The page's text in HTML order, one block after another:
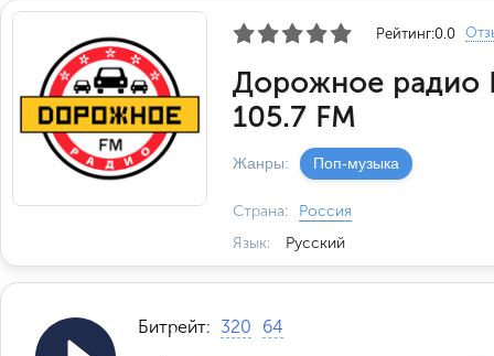
Рейтинг:0.0
Дорожное радио
105.7 FM
Жанры: Поп-музыка
Страна:
Россия
Язык:
Русский
Битрейт: 320 64